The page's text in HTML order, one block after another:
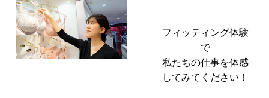
フィッティング体験
で
私たちの仕事を体感
してみてください！